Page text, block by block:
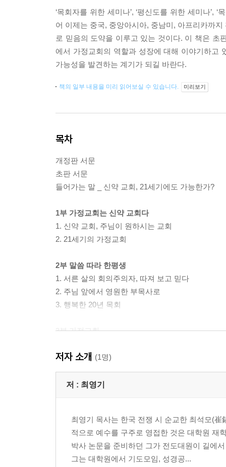
‘목회자를 위한 세미나’, ‘평신도를 위한 세미나’,
어 이제는 중국, 중앙아시아, 중남미, 아프리카까
로 믿음의 도약을 이루고 있는 것이다. 이 책은 초
에서 가정교회의 역할과 성장에 대해 이야기하고
가능성을 발견하는 계기가 되길 바란다.
책의 일부 내용을 미리 읽어보실 수 있습니다. 미리보기
목차
개정판 서문
초판 서문
들어가는 말 _ 신약 교회, 21세기에도 가능한가?
1부 가정교회는 신약 교회다
1. 신약 교회, 주님이 원하시는 교회
2. 21세기의 가정교회
2부 말씀 따라 한평생
1. 서른 살의 회의주의자, 따져 보고 믿다
2. 주님 앞에서 영원한 부목사로
3. 행복한 20년 목회
3부 가정교회
2. 밥상 교제에서 영혼 구원까지
3. 성장기에 접어든 가정교회
2. 가정교회 문화가 된 특징들 1
3. 가정교회 바로 알기
5부 가정교회 정신을 지킬 때 신약 교회 회복이 가
저자 소개 (1명)
저 : 최영기
최영기 목사는 한국 전쟁 시 순교한 최석모(
적으로 예수를 구주로 영접한 것은 대학원 재
박사 논문을 준비하던 그가 전도대원이 길에
그는 대학원에서 기도모임, 성경공...